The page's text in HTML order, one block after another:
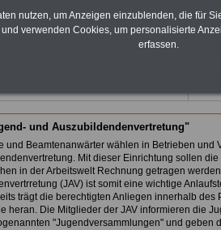
und
Zum
und
hier
und Auszubildendenvertretung"
und Beamtenanwärter wählen in Betrieben und
Mit dieser Einrichtung sollen
in der Arbeitswelt Rechnung getragen
(JAV) ist somit eine wichtige
trägt die berechtigten Anliegen innerhalb des
heran. Die Mitglieder der JAV informieren die
"Jugendversammlungen" und geben
nutzen, um Anzeigen einzublenden, die für
verwenden Cookies, um personalisierte
erfassen.